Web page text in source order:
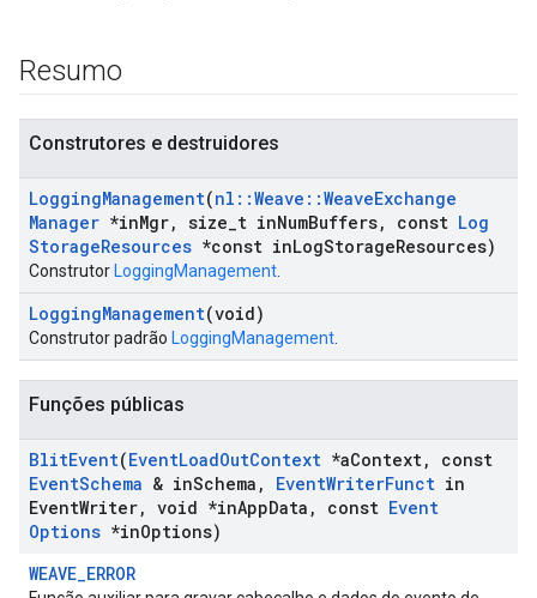
Resumo
Construtores e destruidores
LoggingManagement(nl ::Weave ::WeaveExchange
Manager *inMgr, size t inNumBuffers, const Log
StorageResources *const inLogStorageResources)
Construtor LoggingManagement
LoggingManagement(void)
Construtor padrão LoggingManagement
Funções públicas
BlitEvent(EventLoadOutContext *aContext,
const
EventSchema & inSchema , EventWriterFunct in
EventWriter, void *inAppData , const Event
Options *inOptions)
WEAVE_ERROR